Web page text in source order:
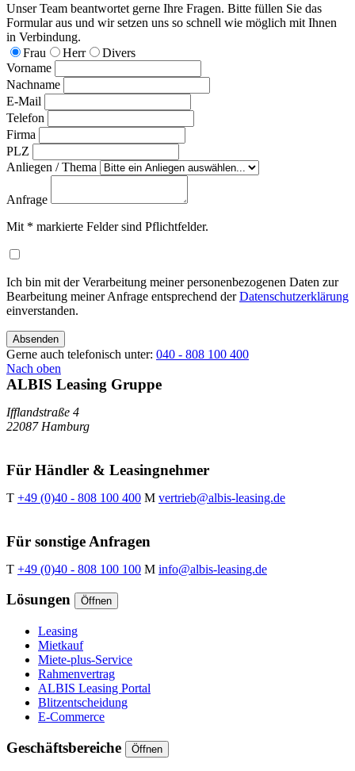
Unser Team beantwortet gerne Ihre Fragen. Bitte füllen Sie das
Formular aus und wir setzen uns so schnell wie möglich mit Ihnen
in Verbindung.
Frau
Herr
Divers
Vorname
Nachname
E-Mail
Telefon
Firma
PLZ
Anliegen / Thema
Anfrage
Mit * markierte Felder sind Pflichtfelder.
Ich bin mit der Verarbeitung meiner personenbezogenen Daten zur
Bearbeitung meiner Anfrage entsprechend derDatenschutzerklärung
einverstanden.
Absenden
Gerne auch telefonisch unter: 040 - 808 100 400
Nach oben
ALBIS Leasing Gruppe
Ifflandstraße 4
22087 Hamburg
Für Händler & Leasingnehmer
T +49 (0)40 - 808 100 400 M vertrieb@albis-leasing.de
Für sonstige Anfragen
T +49 (0)40 - 808 100 100 M info@albis-leasing.de
Lösungen Öffnen
Leasing
Mietkauf
Miete-plus-Service
Rahmenvertrag
ALBIS Leasing Portal
Blitzentscheidung
E-Commerce
Geschäftsbereiche Öffnen